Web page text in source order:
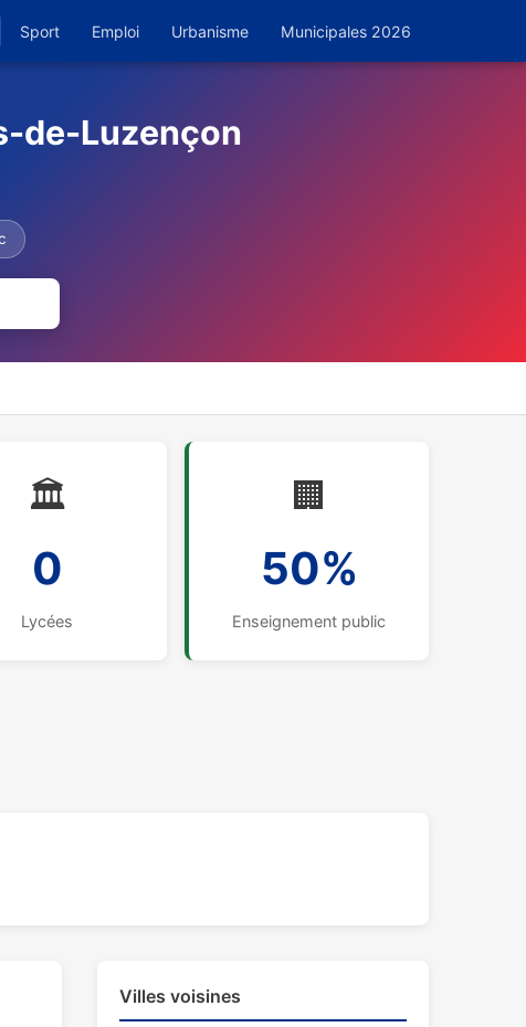
Sport Emploi Urbanisme Municipales 2026
de-Luzençon
🏛️
0
Lycées
🏢
50%
Enseignement public
Villes voisines